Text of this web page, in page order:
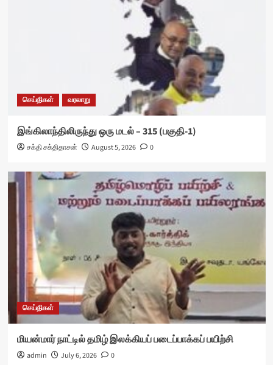
செய்திகள் வரலாறு
இங்கிலாந்திலிருந்து ஒரு மடல் – 315 (பகுதி-1)
சக்தி சக்திதாசன் August 5, 2026 0
செய்திகள்
மியன்மார் நாட்டில் தமிழ் இலக்கியப் படைப்பாக்கப் பயிற்சி
admin July 6, 2026 0